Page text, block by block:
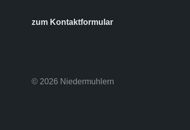
zum Kontaktformular
© 2026 Niedermuhlern